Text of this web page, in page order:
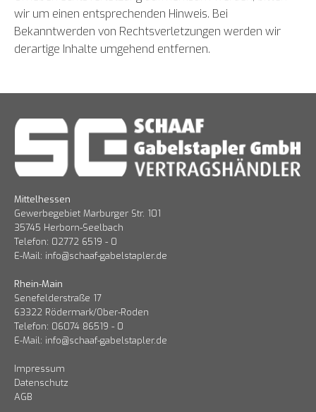
wir um einen entsprechenden Hinweis. Bei
Bekanntwerden von Rechtsverletzungen werden wir
derartige Inhalte umgehend entfernen.
Mittelhessen
Gewerbegebiet Marburger Str. 101
35745 Herborn-Seelbach
Telefon: 02772 6519 - 0
E-Mail: info@schaaf-gabelstapler.de
Rhein-Main
Senefelderstraße 17
63322 Rödermark/Ober-Roden
Telefon: 06074 86519 - 0
E-Mail: info@schaaf-gabelstapler.de
Impressum
Datenschutz
AGB